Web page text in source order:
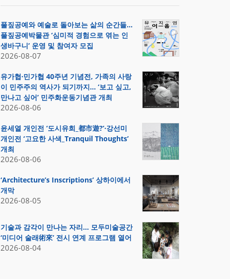
풀짚공예와 예술로 돌아보는 삶의 순간들…
풀짚공예박물관 ‘심미적 경험으로 엮는 인
생바구니’ 운영 및 참여자 모집
2026-08-07
유가협·민가협 40주년 기념전, 가족의 사랑
이 민주주의 역사가 되기까지… ‘보고 싶고,
만나고 싶어’ 민주화운동기념관 개최
2026-08-06
윤세열 개인전 ‘도시유희_都市遊?’·강선미
개인전 ‘고요한 사색_Tranquil Thoughts’
개최
2026-08-06
‘Architecture’s Inscriptions’ 상하이에서
개막
2026-08-05
기술과 감각이 만나는 자리… 모두미술공간
‘미디어 술래術來’ 전시 연계 프로그램 열어
2026-08-04